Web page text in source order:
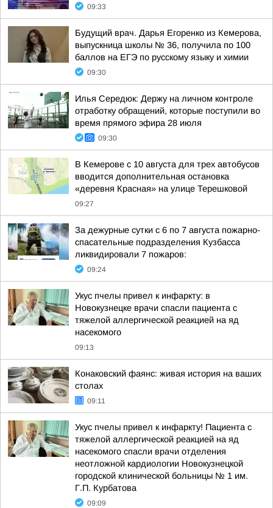
09:33
Будущий врач. Дарья Егоренко из Кемерова,
выпускница школы № 36, получила по 100
баллов на ЕГЭ по русскому языку и химии
09:30
Илья Середюк: Держу на личном контроле
отработку обращений, которые поступили во
время прямого эфира 28 июля
09:30
В Кемерове с 10 августа для трех автобусов
вводится дополнительная остановка
«деревня Красная» на улице Терешковой
09:27
За дежурные сутки с 6 по 7 августа пожарно-
спасательные подразделения Кузбасса
ликвидировали 7 пожаров:
09:24
Укус пчелы привел к инфаркту: в
Новокузнецке врачи спасли пациента с
тяжелой аллергической реакцией на яд
насекомого
09:13
Конаковский фаянс: живая история на ваших
столах
09:11
Укус пчелы привел к инфаркту! Пациента с
тяжелой аллергической реакцией на яд
насекомого спасли врачи отделения
неотложной кардиологии Новокузнецкой
городской клинической больницы № 1 им.
Г.П. Курбатова
09:09